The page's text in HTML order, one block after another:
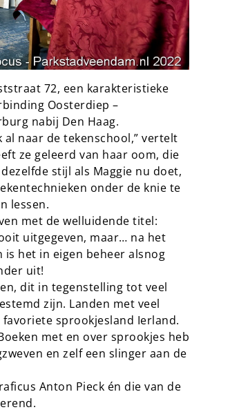
72, een karakteristieke
Oosterdiep –
nabij Den Haag.
al naar de tekenschool,” vertelt
ze geleerd van haar oom, die
stijl als Maggie nu doet,
onder de knie te
lessen.
met de welluidende titel:
uitgegeven, maar… na het
het in eigen beheer alsnog
uit!
dit in tegenstelling tot veel
zijn. Landen met veel
sprookjesland Ierland.
met en over sprookjes heb
en zelf een slinger aan de
Anton Pieck én die van de